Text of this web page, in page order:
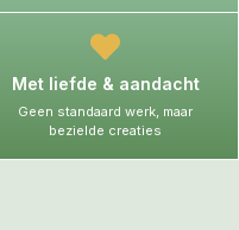
Met liefde & aandacht
Geen standaard werk, maar
bezielde creaties